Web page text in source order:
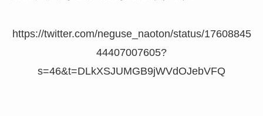
https://twitter.com/neguse_naoton/status/17608845
44407007605?
s=46&t=DLkXSJUMGB9jWVdOJebVFQ